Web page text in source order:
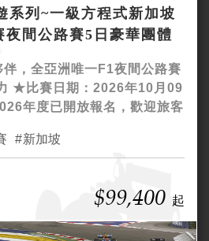
系列~一級方程式新加坡
夜間公路賽5日豪華團體
，全亞洲唯一F1夜間公路賽
★比賽日期：2026年10月09
年度已開放報名，歡迎旅客
新加坡
$99,400 起